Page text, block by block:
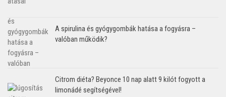
A spirulina és gyógygombák hatása a fogyásra –
valóban működik?
Citrom diéta? Beyonce 10 nap alatt 9 kilót fogyott a
limonádé segítségével!